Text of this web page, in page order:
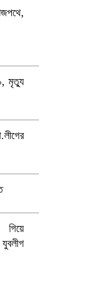
মৃত্যু
গিয়ে